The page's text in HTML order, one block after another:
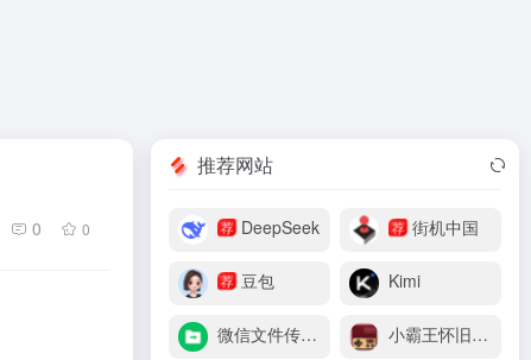
0 0
推荐网站
荐 DeepSeek 荐 街机中国
荐 豆包 Kimi
微信文件传输助手 小霸王怀旧游戏机